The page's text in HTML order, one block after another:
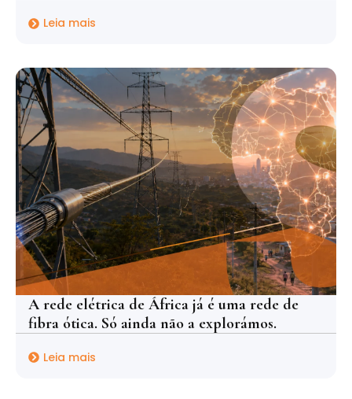
Leia mais
A rede elétrica de África já é uma rede de
fibra ótica. Só ainda não a explorámos.
Leia mais